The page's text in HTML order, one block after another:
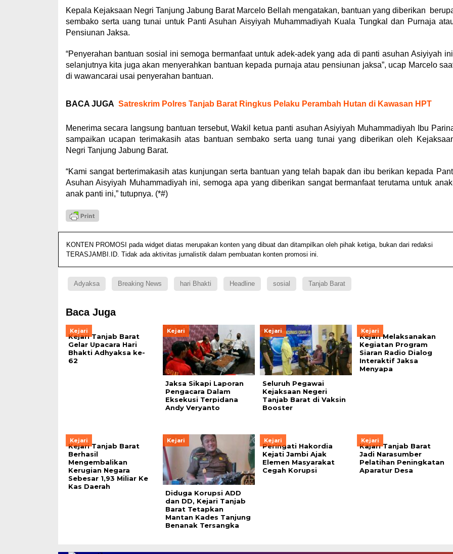
Kepala Kejaksaan Negri Tanjung Jabung Barat Marcelo Bellah mengatakan, bantuan yang diberikan
sembako serta uang tunai untuk Panti Asuhan Aisyiyah Muhammadiyah Kuala Tungkal dan Purnaja
Pensiunan Jaksa.
“Penyerahan bantuan sosial ini semoga bermanfaat untuk adek-adek yang ada di panti asuhan Asiyiyah
selanjutnya kita juga akan menyerahkan bantuan kepada purnaja atau pensiunan jaksa”, ucap Marcelo
di wawancarai usai penyerahan bantuan.
BACA JUGA Satreskrim Polres Tanjab Barat Ringkus Pelaku Perambah Hutan di Kawasan HPT
Menerima secara langsung bantuan tersebut, Wakil ketua panti asuhan Asiyiyah Muhammadiyah Ibu
sampaikan ucapan terimakasih atas bantuan sembako serta uang tunai yang diberikan oleh
Negri Tanjung Jabung Barat.
“Kami sangat berterimakasih atas kunjungan serta bantuan yang telah bapak dan ibu berikan kepada
Asuhan Aisyiyah Muhammadiyah ini, semoga apa yang diberikan sangat bermanfaat terutama untuk
anak panti ini,” tutupnya. (*#)
KONTEN PROMOSI pada widget diatas merupakan konten yang dibuat dan ditampilkan oleh pihak ketiga, bukan dari redaksi
TERASJAMBI.ID. Tidak ada aktivitas jurnalistik dalam pembuatan konten promosi ini.
Adyaksa Breaking News hari Bhakti Headline sosial Tanjab Barat
Baca Juga
Kejari
Kejari Tanjab Barat
Gelar Upacara Hari
Bhakti Adhyaksa ke-
62
Kejari
Jaksa Sikapi Laporan
Pengacara Dalam
Eksekusi Terpidana
Andy Veryanto
Kejari
Seluruh Pegawai
Kejaksaan Negeri
Tanjab Barat di Vaksin
Booster
Kejari
Kejari Melaksanakan
Kegiatan Program
Siaran Radio Dialog
Interaktif Jaksa
Menyapa
Kejari
Kejari Tanjab Barat
Berhasil
Mengembalikan
Kerugian Negara
Sebesar 1,93 Miliar Ke
Kas Daerah
Kejari
Diduga Korupsi ADD
dan DD, Kejari Tanjab
Barat Tetapkan
Mantan Kades Tanjung
Benanak Tersangka
Kejari
Peringati Hakordia
Kejati Jambi Ajak
Elemen Masyarakat
Cegah Korupsi
Kejari
Kajari Tanjab Barat
Jadi Narasumber
Pelatihan Peningkatan
Aparatur Desa